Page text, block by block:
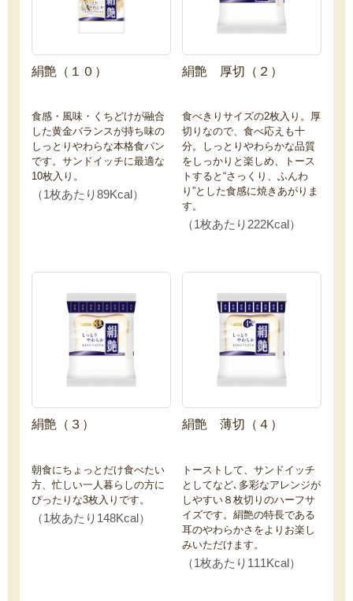
絹艶（１０）
食感・風味・くちどけが融合
した黄金バランスが持ち味の
しっとりやわらな本格食パン
です。サンドイッチに最適な
10枚入り。
（1枚あたり89Kcal）
絹艶 厚切（２）
食べきりサイズの2枚入り。厚
切りなので、食べ応えも十
分。しっとりやわらかな品質
をしっかりと楽しめ、トース
トすると“さっくり、ふんわ
り”とした食感に焼きあがりま
す。
（1枚あたり222Kcal）
絹艶（３）
朝食にちょっとだけ食べたい
方、忙しい一人暮らしの方に
ぴったりな3枚入りです。
（1枚あたり148Kcal）
絹艶 薄切（４）
トーストして、サンドイッチ
としてなど､多彩なアレンジが
しやすい８枚切りのハーフサ
イズです。絹艶の特長である
耳のやわらかさをよりお楽し
みいただけます。
（1枚あたり111Kcal）